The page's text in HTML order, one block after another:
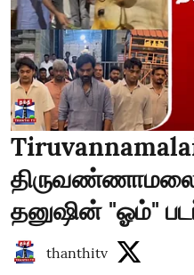
தனுஷின் "ஓம்"
thanthitv